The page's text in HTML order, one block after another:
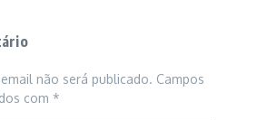
não será publicado. Campos
com *